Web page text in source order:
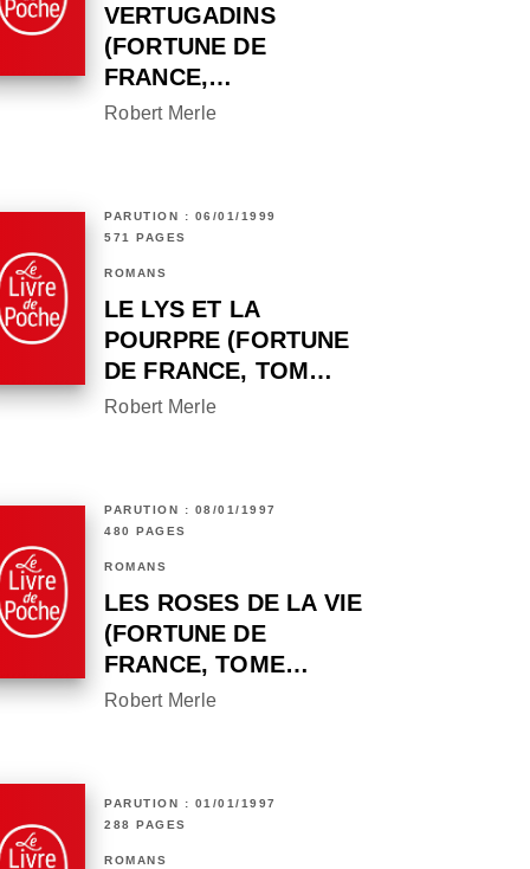
VERTUGADINS
(FORTUNE DE
FRANCE,…
Robert Merle
PARUTION : 06/01/1999
571 PAGES
ROMANS
LE LYS ET LA
POURPRE (FORTUNE
DE FRANCE, TOM…
Robert Merle
PARUTION : 08/01/1997
480 PAGES
ROMANS
LES ROSES DE LA VIE
(FORTUNE DE
FRANCE, TOME…
Robert Merle
PARUTION : 01/01/1997
288 PAGES
ROMANS